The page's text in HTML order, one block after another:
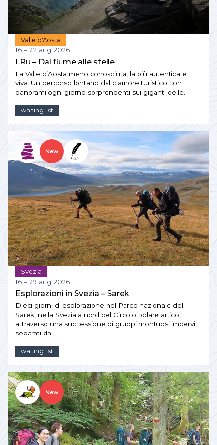
Valle d'Aosta
16 – 22 aug 2026
I Ru – Dal fiume alle stelle
La Valle d’Aosta meno conosciuta, la più autentica e
viva. Un percorso lontano dal clamore turistico con
panorami ogni giorno sorprendenti sui giganti delle…
waiting list
New
Svezia
16 – 29 aug 2026
Esplorazioni in Svezia – Sarek
Dieci giorni di esplorazione nel Parco nazionale del
Sarek, nella Svezia a nord del Circolo polare artico,
attraverso una successione di gruppi montuosi impervi,
separati da…
waiting list
New